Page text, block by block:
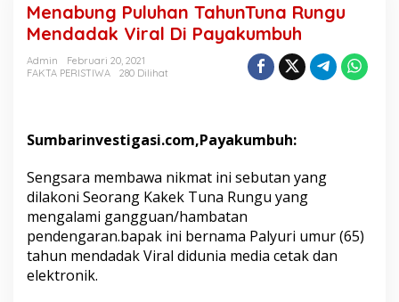
n
a
b
l
h
a
n
T
a
h
Menabung Puluhan TahunTuna Rungu
Mendadak Viral Di Payakumbuh
Admin
Februari 20, 2021
FAKTA PERISTIWA
280 Dilihat
Sumbarinvestigasi.com,Payakumbuh:
Sengsara membawa nikmat ini sebutan yang
dilakoni Seorang Kakek Tuna Rungu yang
mengalami gangguan/hambatan
pendengaran.bapak ini bernama Palyuri umur (65)
tahun mendadak Viral didunia media cetak dan
elektronik.